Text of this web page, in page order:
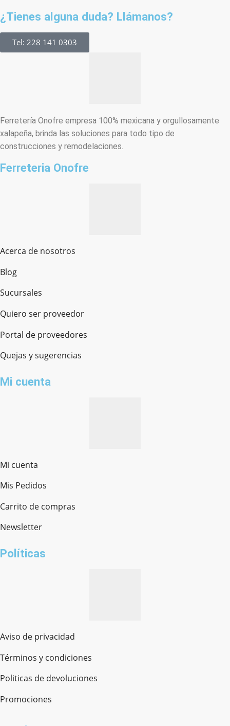
¿Tienes alguna duda? Llámanos?
Tel: 228 141 0303
Ferretería Onofre empresa 100% mexicana y orgullosamente
xalapeña, brinda las soluciones para todo tipo de
construcciones y remodelaciones.
Ferreteria Onofre
Acerca de nosotros
Blog
Sucursales
Quiero ser proveedor
Portal de proveedores
Quejas y sugerencias
Mi cuenta
Mi cuenta
Mis Pedidos
Carrito de compras
Newsletter
Políticas
Aviso de privacidad
Términos y condiciones
Politicas de devoluciones
Promociones